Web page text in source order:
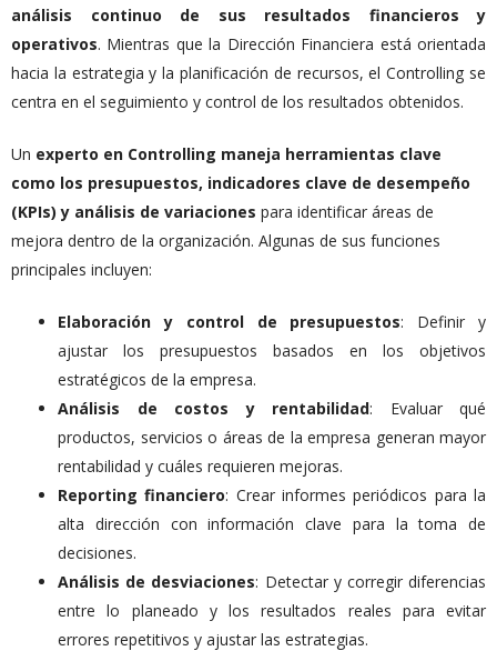
análisis continuo de sus resultados financieros y
operativos. Mientras que la Dirección Financiera está orientada
hacia la estrategia y la planificación de recursos, el Controlling se
centra en el seguimiento y control de los resultados obtenidos.
Un experto en Controlling maneja herramientas clave
como los presupuestos, indicadores clave de desempeño
(KPIs) y análisis de variaciones para identificar áreas de
mejora dentro de la organización. Algunas de sus funciones
principales incluyen:
Elaboración y control de presupuestos: Definir y
ajustar los presupuestos basados en los objetivos
estratégicos de la empresa.
Análisis de costos y rentabilidad: Evaluar qué
productos, servicios o áreas de la empresa generan mayor
rentabilidad y cuáles requieren mejoras.
Reporting financiero: Crear informes periódicos para la
alta dirección con información clave para la toma de
decisiones.
Análisis de desviaciones: Detectar y corregir diferencias
entre lo planeado y los resultados reales para evitar
errores repetitivos y ajustar las estrategias.